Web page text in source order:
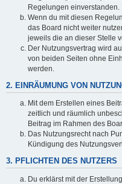
Regelungen einverstanden.
Wenn du mit diesen
das Board nicht weiter
jeweils die an dieser Stelle
Der Nutzungsvertrag wird
von beiden Seiten ohne
werden.
2. EINRÄUMUNG VON
Mit dem Erstellen eines
zeitlich und räumlich
Beitrag im Rahmen des
Das Nutzungsrecht nach
Kündigung des
3. PFLICHTEN DES NUTZERS
Du erklärst mit der